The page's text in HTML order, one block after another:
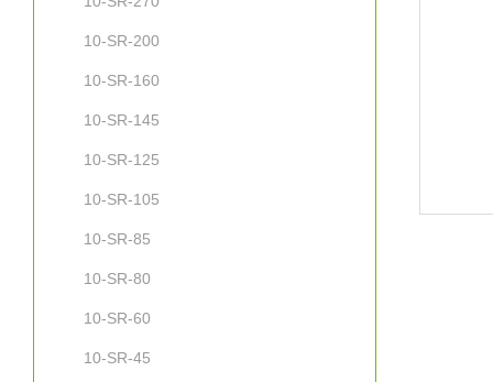
10-SR-200
10-SR-160
10-SR-145
10-SR-125
10-SR-105
10-SR-85
10-SR-80
10-SR-60
10-SR-45